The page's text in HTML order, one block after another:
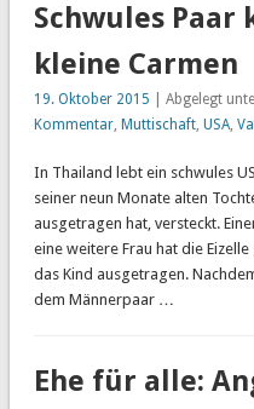
Schwules
kleine Carmen
19. Oktober 2015 | Abgelegt
Kommentar, Muttischaft, USA,
In Thailand lebt ein schwules
seiner neun Monate alten
ausgetragen hat, versteckt.
eine weitere Frau hat die
das Kind ausgetragen.
dem Männerpaar …
Ehe für alle: